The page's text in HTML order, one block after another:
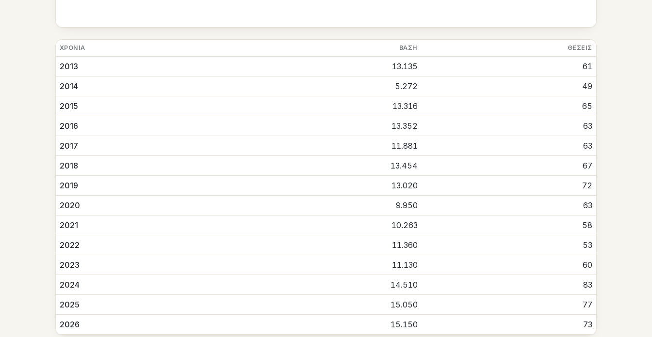
ΧΡΟΝΙΆ ΒΆΣΗ ΘΈΣΕΙΣ
2013 13.135 61
2014 5.272 49
2015 13.316 65
2016 13.352 63
2017 11.881 63
2018 13.454 67
2019 13.020 72
2020 9.950 63
2021 10.263 58
2022 11.360 53
2023 11.130 60
2024 14.510 83
2025 15.050 77
2026 15.150 73